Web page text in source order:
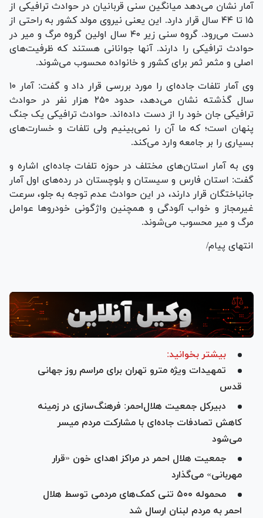
آمار نشان می‌دهد میانگین سنی قربانیان در حوادث ترافیکی از
۱۵ تا ۴۴ سال قرار دارد. این یعنی نیروی مولد کشور به راحتی از
دست می‌رود. گروه سنی زیر ۴۰ سال اولین گروه مرگ و میر در
حوادث ترافیکی را دارند. آنها جوانانی هستند که ظرفیت‌های
اصلی و مثمر ثمر برای کشور و خانواده محسوب می‌شوند.
وی آمار تلفات جاده‌ای را مورد بررسی قرار داد و گفت: آمار ۱۰
سال گذشته نشان می‌دهد، حدود ۲۵۰ هزار نفر در حوادث
ترافیکی جان خود را از دست داده‌اند. حوادث ترافیکی یک جنگ
پنهان است؛ که ما آن را نمی‌بینیم ولی تلفات و خسارت‌های
بسیاری را بر جامعه وارد می‌کند.
وی به آمار استان‌های مختلف در حوزه تلفات جاده‌ای اشاره و
گفت: استان فارس و سیستان و بلوچستان در رده‌های اول آمار
جانباختگان قرار دارند، در این حوادث عدم توجه به جلو، سرعت
غیرمجاز و خواب آلودگی و همچنین واژگونی خودرو‌ها عوامل
مرگ و میر محسوب می‌شوند.
انتهای پیام/
بیشتر بخوانید:
تمهیدات ویژه مترو تهران برای مراسم روز جهانی
قدس
دبیرکل جمعیت هلال‌احمر: فرهنگ‌سازی در زمینه
کاهش تصادفات جاده‌ای با مشارکت مردم میسر
می‌شود
جمعیت هلال احمر در مراکز اهدای خون «قرار
مهربانی» می‌گذارد
محموله ۵۰۰ تنی کمک‌های مردمی‌ توسط هلال‌
احمر به مردم لبنان ارسال شد